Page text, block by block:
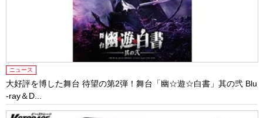
ニュース
大好評を博した舞台 待望の第2弾！舞台「幽☆遊☆白書」其の弐 Blu
-ray＆D...